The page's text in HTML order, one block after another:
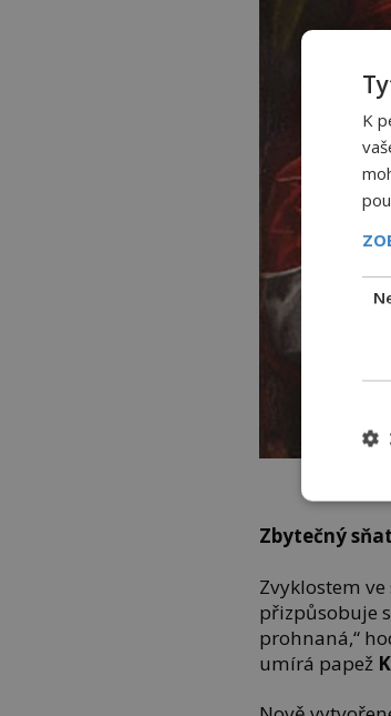
Klement
Zbytečný
Zvyklostem
přizpůsobuje
prohnaná,“
umírá papež
K